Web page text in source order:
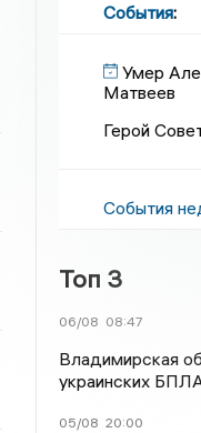
События:
Умер
Матвеев
Герой
События
Топ 3
06/08 08:47
Владимирская
украинских
05/08 20:00